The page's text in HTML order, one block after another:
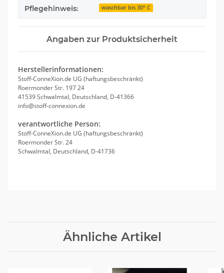
Pflegehinweis: waschbar bis 30° C
Angaben zur Produktsicherheit
Herstellerinformationen:
Stoff-ConneXion.de UG (haftungsbeschränkt)
Roermonder Str. 197 24
41539 Schwalmtal, Deutschland, D-41366
info@stoff-connexion.de
verantwortliche Person:
Stoff-ConneXion.de UG (haftungsbeschränkt)
Roermonder Str. 24
Schwalmtal, Deutschland, D-41736
Ähnliche Artikel